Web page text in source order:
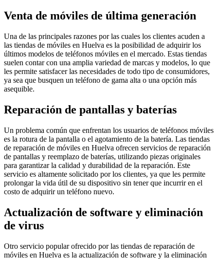
Venta de móviles de última generación
Una de las principales razones por las cuales los clientes acuden a
las tiendas de móviles en Huelva es la posibilidad de adquirir los
últimos modelos de teléfonos móviles en el mercado. Estas tiendas
suelen contar con una amplia variedad de marcas y modelos, lo que
les permite satisfacer las necesidades de todo tipo de consumidores,
ya sea que busquen un teléfono de gama alta o una opción más
asequible.
Reparación de pantallas y baterías
Un problema común que enfrentan los usuarios de teléfonos móviles
es la rotura de la pantalla o el agotamiento de la batería. Las tiendas
de reparación de móviles en Huelva ofrecen servicios de reparación
de pantallas y reemplazo de baterías, utilizando piezas originales
para garantizar la calidad y durabilidad de la reparación. Este
servicio es altamente solicitado por los clientes, ya que les permite
prolongar la vida útil de su dispositivo sin tener que incurrir en el
costo de adquirir un teléfono nuevo.
Actualización de software y eliminación
de virus
Otro servicio popular ofrecido por las tiendas de reparación de
móviles en Huelva es la actualización de software y la eliminación